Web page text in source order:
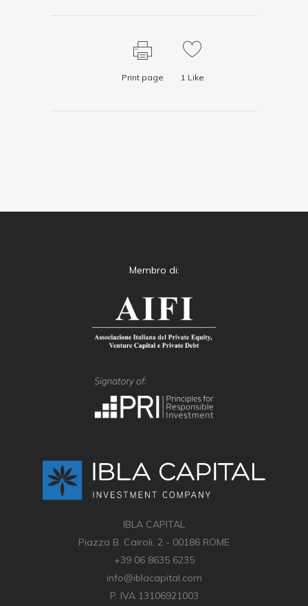
Print page 1 Like
Membro di:
IBLA CAPITAL
Piazza B. Cairoli, 2 - 00186 ROME
+39 06 8635 6235
info@iblacapital.com
P. IVA 13106921003